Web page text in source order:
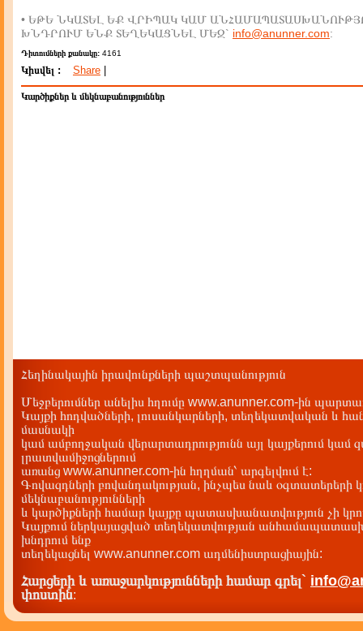
• ԵԹԵ ՆԿԱՏԵԼ ԵՔ ՎՐԻՊԱԿ ԿԱՄ
ԽՆԴՐՈՒՄ ԵՆՔ ՏԵՂԵԿԱՑՆԵԼ ՄԵԶ` info@anunner.com:
Դիտումների քանակը: 4161
Կիսվել : Share
Կարծիքներ և մեկնաբանություններ
Հեղինակային իրավունքների պաշտպանություն
Մեջբերումներ անելիս հղումը www.anunner.com-ին
Կայքի հոդվածների, լուսանկարների, տեղեկատվական և
մասնակի
կամ ամբողջական վերարտադրությունն այլ կայքերում կամ
լրատվամիջոցներում
առանց www.anunner.com-ին հղղման՝ արգելվում է:
Գովազդների բովանդակության, ինչպես նաև օգտատերերի
մեկնաբանությունների
և կարծիքների համար կայքը պատասխանատվություն չի
Կայքում ներկայացված տեղեկատվության
խնդրում ենք
տեղեկացնել www.anunner.com ադմենիստրացիային:
Հարցերի և առաջարկությունների համար գրել`
փոստին: